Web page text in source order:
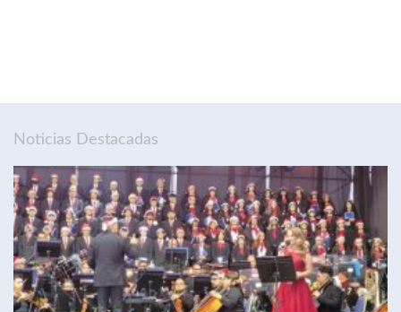
Noticias Destacadas